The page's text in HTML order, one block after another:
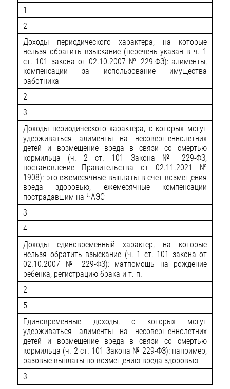
1
2
Доходы периодического характера, на которые
нельзя обратить взыскание (перечень указан в ч. 1
ст. 101 закона от 02.10.2007 № 229-ФЗ): алименты,
компенсации за использование имущества
работника
2
3
Доходы периодического характера, с которых могут
удерживаться алименты на несовершеннолетних
детей и возмещение вреда в связи со смертью
кормильца (ч. 2 ст. 101 Закона № 229-ФЗ,
постановление Правительства от 02.11.2021 №
1908): это ежемесячные выплаты в счет возмещения
вреда здоровью, ежемесячные компенсации
пострадавшим на ЧАЭС
3
4
Доходы единовременный характер, на которые
нельзя обратить взыскание (ч. 1 ст. 101 закона от
02.10.2007 № 229-ФЗ): матпомощь на рождение
ребенка, регистрацию брака и т. п.
2
5
Единовременные доходы, с которых могут
удерживаться алименты на несовершеннолетних
детей и возмещение вреда в связи со смертью
кормильца (ч. 2 ст. 101 Закона № 229-ФЗ): например,
разовые выплаты по возмещению вреда здоровью
3